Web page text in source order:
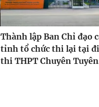
Thành lập Ban Chỉ đạo
tỉnh tổ chức thi lại tại
thi THPT Chuyên